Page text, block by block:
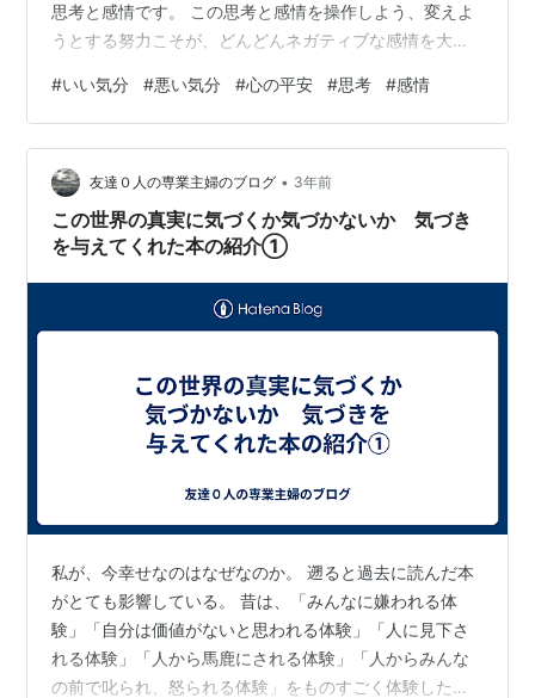
思考と感情です。 この思考と感情を操作しよう、変えよ
うとする努力こそが、どんどんネガティブな感情を大き
す。 ですから、自分の中に入ってくる思考（声）と感情
（苦しみの感覚など）を一切変えてはいけません。 よく
自分を受け入れましょう、許しましょうとかいいますよ
ね。それは思考と感情を変えないでそのままにしますよ
という意味です。 思考と感情を変えないままでいると大
変なことになるのではないかと思って、何と…
#いい気分 #悪い気分 #心の平安 #思考 #感情
友達０人の専業主婦のブログ • 3年前
この世界の真実に気づくか気づかないか 気づき
を与えてくれた本の紹介①
私が、今幸せなのはなぜなのか。 遡ると過去に読んだ本
がとても影響している。 昔は、「みんなに嫌われる体
験」「自分は価値がないと思われる体験」「人に見下さ
れる体験」「人から馬鹿にされる体験」「人からみんな
の前で叱られ、怒られる体験」をものすごく体験したく